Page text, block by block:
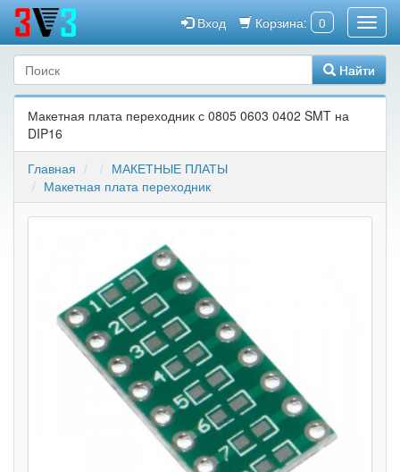
Корзина: 0
Вход
Найти
Макетная плата переходник с 0805 0603 0402 SMT на
DIP16
Главная
МАКЕТНЫЕ ПЛАТЫ
Макетная плата переходник